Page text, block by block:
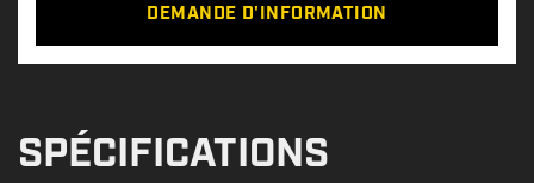
DEMANDE D'INFORMATION
SPÉCIFICATIONS